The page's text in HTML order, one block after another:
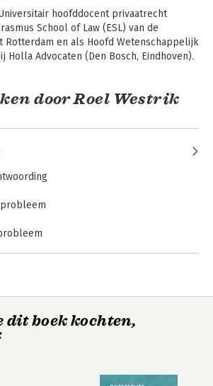
hoofddocent privaatrecht
School of Law (ESL) van de
Rotterdam en als Hoofd Wetenschappelijk
Holla Advocaten (Den Bosch, Eindhoven).
door Roel Westrik
recht
is het te vinden in nationale wetgeving
dit boek kochten,